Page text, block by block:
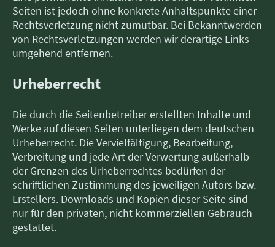
Seiten ist jedoch ohne konkrete Anhaltspunkte einer
Rechtsverletzung nicht zumutbar. Bei Bekanntwerden
von Rechtsverletzungen werden wir derartige Links
umgehend entfernen.
Urheberrecht
Die durch die Seitenbetreiber erstellten Inhalte und
Werke auf diesen Seiten unterliegen dem deutschen
Urheberrecht. Die Vervielfältigung, Bearbeitung,
Verbreitung und jede Art der Verwertung außerhalb
der Grenzen des Urheberrechtes bedürfen der
schriftlichen Zustimmung des jeweiligen Autors bzw.
Erstellers. Downloads und Kopien dieser Seite sind
nur für den privaten, nicht kommerziellen Gebrauch
gestattet.